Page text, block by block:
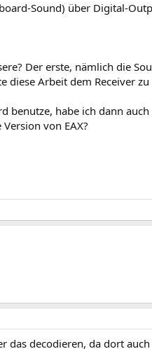
Sound) über Digital-
Der erste, nämlich die
diese Arbeit dem Receiver zu
benutze, habe ich dann
von EAX?
das decodieren, da dort